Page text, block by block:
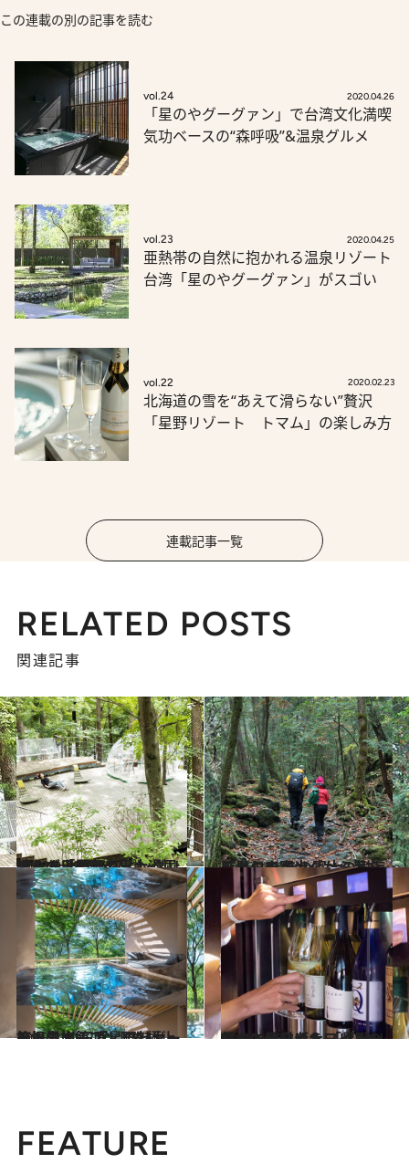
この連載の別の記事を読む
vol.24 2020.04.26
「星のやグーグァン」で台湾文化満喫
気功ベースの“森呼吸”&温泉グルメ
vol.23 2020.04.25
亜熱帯の自然に抱かれる温泉リゾート
台湾「星のやグーグァン」がスゴい
vol.22 2020.02.23
北海道の雪を“あえて滑らない”贅沢
「星野リゾート トマム」の楽しみ方
連載記事一覧
RELATED POSTS
関連記事
2018.9.29
晴れの日も雨の日も退屈知らず！ グランピングリゾート「星のや富士」
旅＆お出かけ 2016.12.25
「星のや富士」から足を延ばして あの富士の樹海をトレッキング
旅＆お出かけ
2018.8.31
箱根にオープンした極上の温泉旅館 「星野リゾート 界 仙石原」の魅力
旅＆お出かけ 2018.6.24
ワイン初心者もワインの魅力に目覚める 「星野リゾート リゾナーレ八ヶ岳」
旅＆お出かけ
FEATURE